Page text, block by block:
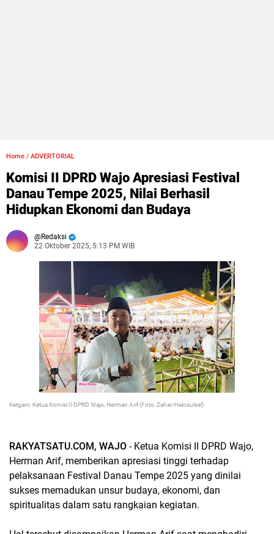
Home / ADVERTORIAL
Komisi II DPRD Wajo Apresiasi Festival
Danau Tempe 2025, Nilai Berhasil
Hidupkan Ekonomi dan Budaya
Redaksi
22 Oktober 2025, 5:13 PM WIB
Ketgam: Ketua Komisi II DPRD Wajo, Herman Arif (Foto: Zahar/Halosulsel)
RAKYATSATU.COM, WAJO - Ketua Komisi II DPRD Wajo,
Herman Arif, memberikan apresiasi tinggi terhadap
pelaksanaan Festival Danau Tempe 2025 yang dinilai
sukses memadukan unsur budaya, ekonomi, dan
spiritualitas dalam satu rangkaian kegiatan.